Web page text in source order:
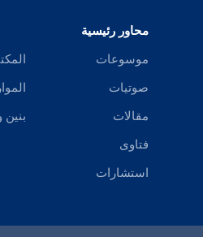
محاور رئيسية
موسوعات
صوتيات
مقالات
فتاوى
استشارات
بنين